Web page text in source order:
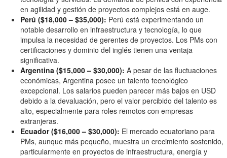
en agilidad y gestión de proyectos complejos está en auge.
Perú ($18,000 – $35,000): Perú está experimentando un
notable desarrollo en infraestructura y tecnología, lo que
impulsa la necesidad de gerentes de proyectos. Los PMs con
certificaciones y dominio del inglés tienen una ventaja
significativa.
Argentina ($15,000 – $30,000): A pesar de las fluctuaciones
económicas, Argentina posee un talento tecnológico
excepcional. Los salarios pueden parecer más bajos en USD
debido a la devaluación, pero el valor percibido del talento es
alto, especialmente para roles remotos con empresas
extranjeras.
Ecuador ($16,000 – $30,000): El mercado ecuatoriano para
PMs, aunque más pequeño, muestra un crecimiento sostenido,
particularmente en proyectos de infraestructura, energía y